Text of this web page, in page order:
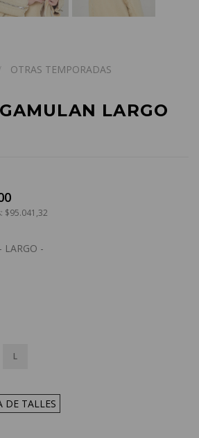
OTRAS TEMPORADAS
LARGO
$95.041,32
LARGO -
L
DE TALLES